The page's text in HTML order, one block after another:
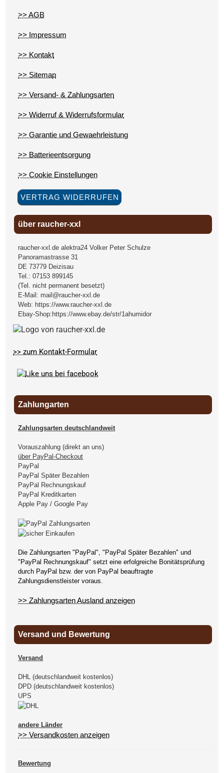
>> AGB
>> Impressum
>> Kontakt
>> Sitemap
>> Versand- & Zahlungsarten
>> Widerruf & Widerrufsformular
>> Garantie und Gewaehrleistung
>> Batterieentsorgung
>> Cookie Einstellungen
VERTRAG WIDERRUFEN
über raucher-xxl
raucher-xxl.de alektra24 Volker Peter Schulze
Panoramastrasse 31
DE 73779 Deizisau
Tel.:07153 899145
(Tel. nicht permanent besetzt)
E-Mail: mail@raucher-xxl.de
Web: https://www.raucher-xxl.de
Ebay-Shop: https://www.ebay.de/str/1ahumidor
>> zum Kontakt-Formular
Zahlungarten
Zahlungsarten deutschlandweit
Vorauszahlung (direkt an uns)
über PayPal-Checkout
PayPal
PayPal Später Bezahlen
PayPal Rechnungskauf
PayPal Kreditkarten
Apple Pay / Google Pay
Die Zahlungsarten "PayPal", "PayPal Später Bezahlen" und
"PayPal Rechnungskauf" setzt eine erfolgreiche Bonitätsprüfung
durch PayPal bzw. der von PayPal beauftragte
Zahlungsdienstleister voraus.
>> Zahlungsarten Ausland anzeigen
Versand und Bewertung
Versand
DHL (deutschlandweit kostenlos)
DPD (deutschlandweit kostenlos)
UPS
andere Länder
>> Versandkosten anzeigen
Bewertung